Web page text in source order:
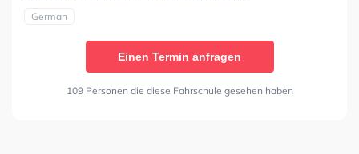
German
Einen Termin anfragen
109 Personen die diese Fahrschule gesehen haben